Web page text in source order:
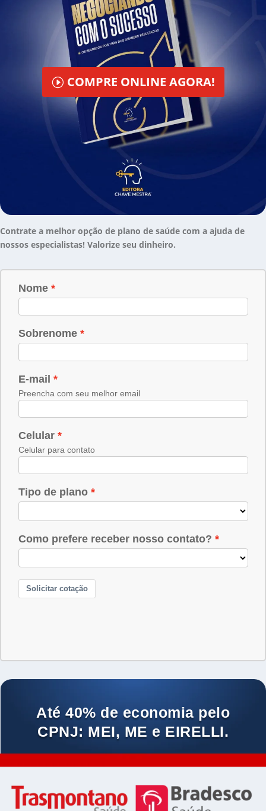
COMPRE ONLINE AGORA!
Contrate a melhor opção de plano de saúde com a ajuda de
nossos especialistas! Valorize seu dinheiro.
Até 40% de economia pelo
CPNJ: MEI, ME e EIRELLI.